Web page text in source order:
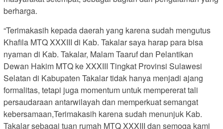
berharga.
“Terimakasih kepada daerah yang karena sudah mengutus
Khafila MTQ XXXIII di Kab. Takalar saya harap para bisa
nyaman di Kab. Takalar, Malam Taaruf dan Pelantikan
Dewan Hakim MTQ ke XXXIII Tingkat Provinsi Sulawesi
Selatan di Kabupaten Takalar tidak hanya menjadi ajang
formalitas, tetapi juga momentum untuk mempererat tali
persaudaraan antarwilayah dan memperkuat semangat
kebersamaan,Terimakasih karena sudah menunjuk Kab.
Takalar sebagai tuan rumah MTQ XXXIII dan semoga kami